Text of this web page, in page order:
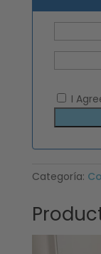
I
Categoría: